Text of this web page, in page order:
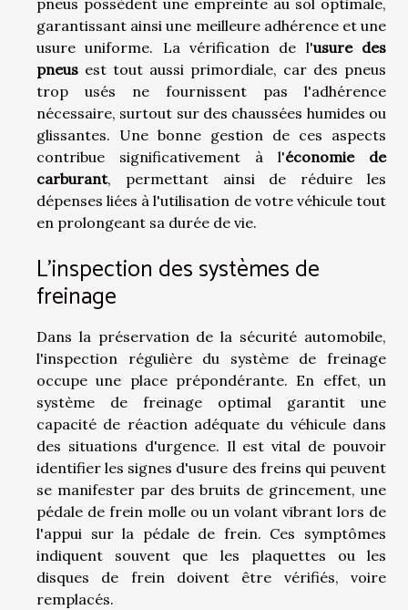
pneus possèdent une empreinte au sol optimale,
garantissant ainsi une meilleure adhérence et une
usure uniforme. La vérification de l'usure des
pneus est tout aussi primordiale, car des pneus
trop usés ne fournissent pas l'adhérence
nécessaire, surtout sur des chaussées humides ou
glissantes. Une bonne gestion de ces aspects
contribue significativement à l'économie de
carburant, permettant ainsi de réduire les
dépenses liées à l'utilisation de votre véhicule tout
en prolongeant sa durée de vie.
L'inspection des systèmes de
freinage
Dans la préservation de la sécurité automobile,
l'inspection régulière du système de freinage
occupe une place prépondérante. En effet, un
système de freinage optimal garantit une
capacité de réaction adéquate du véhicule dans
des situations d'urgence. Il est vital de pouvoir
identifier les signes d'usure des freins qui peuvent
se manifester par des bruits de grincement, une
pédale de frein molle ou un volant vibrant lors de
l'appui sur la pédale de frein. Ces symptômes
indiquent souvent que les plaquettes ou les
disques de frein doivent être vérifiés, voire
remplacés.